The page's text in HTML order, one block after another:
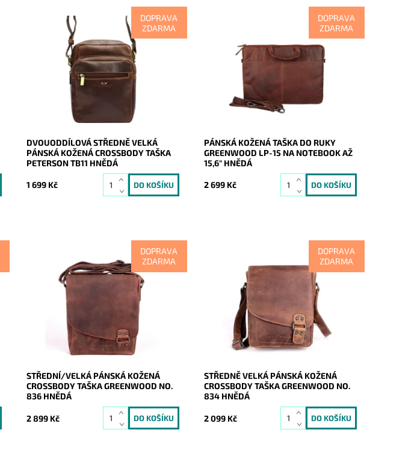
DOPRAVA
ZDARMA
Středně velká hnědá pánská kožená
crossbody taška Peterson, která je
rozdělena na dva samostatné oddíly.
Dostupnost:
Skladem
20756
2 roky
DVOUODDÍLOVÁ STŘEDNĚ VELKÁ
PÁNSKÁ KOŽENÁ CROSSBODY TAŠKA
PETERSON TB11 HNĚDÁ
1 699 Kč
DOPRAVA
ZDARMA
Elegantní velká hnědá business pánská
taška do ruky australské značky
GreenWood na notebook o velikosti až
Dostupnost:
Skladem
Značka:
GreenWood
2 roky
PÁNSKÁ KOŽENÁ TAŠKA DO RUKY
GREENWOOD LP-15 NA NOTEBOOK AŽ
15,6" HNĚDÁ
2 699 Kč
DOPRAVA
ZDARMA
Kožená pánská hnědá crossbody
australské značky GreenWood ideální
velikosti, zajišťuje maximální komfort
při každodenním nošení.
Dostupnost:
GreenWood
2 roky
STŘEDNÍ/VELKÁ PÁNSKÁ KOŽENÁ
CROSSBODY TAŠKA GREENWOOD NO.
836 HNĚDÁ
2 899 Kč
DOPRAVA
ZDARMA
Kožená pánská hnědá
crossbody značky GreenWood střední
velikosti, která se uzavírá na klopu.
Dostupnost:
Skladem
17170
Značka:
GreenWood
Záruka:
2 roky
STŘEDNĚ VELKÁ PÁNSKÁ KOŽENÁ
CROSSBODY TAŠKA GREENWOOD NO.
834 HNĚDÁ
2 099 Kč